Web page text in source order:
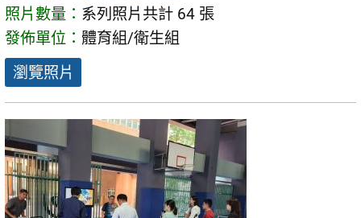
照片數量： 系列照片共計 64 張
發佈單位： 體育組/衛生組
瀏覽照片